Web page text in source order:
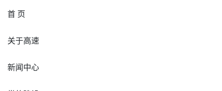
首 页
关于高速
新闻中心